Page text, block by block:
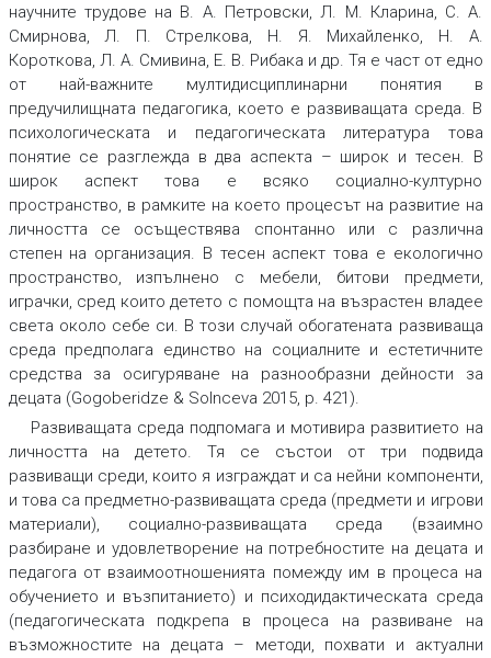
научните трудове на В. А. Петровски, Л. М. Кларина, С. А.
Смирнова, Л. П. Стрелкова, Н. Я. Михайленко, Н. А.
Короткова, Л. А. Смивина, E. В. Рибака и др. Тя е част от едно
от най-важните мултидисциплинарни понятия в
предучилищната педагогика, което е развиващата среда. В
психологическата и педагогическата литература това
понятие се разглежда в два аспекта – широк и тесен. В
широк аспект това е всяко социално-културно
пространство, в рамките на което процесът на развитие на
личността се осъществява спонтанно или с различна
степен на организация. В тесен аспект това е екологично
пространство, изпълнено с мебели, битови предмети,
играчки, сред които детето с помощта на възрастен владее
света около себе си. В този случай обогатената развиваща
среда предполага единство на социалните и естетичните
средства за осигуряване на разнообразни дейности за
децата (Gogoberidze & Solnceva 2015, p. 421).
Развиващата среда подпомага и мотивира развитието на
личността на детето. Тя се състои от три подвида
развиващи среди, които я изграждат и са нейни компоненти,
и това са предметно-развиващата среда (предмети и игрови
материали), социално-развиващата среда (взаимно
разбиране и удовлетворение на потребностите на децата и
педагога от взаимоотношенията помежду им в процеса на
обучението и възпитанието) и психодидактическата среда
(педагогическата подкрепа в процеса на развиване на
възможностите на децата – методи, похвати и актуални